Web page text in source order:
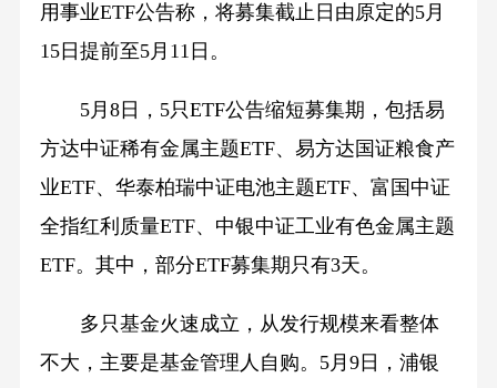
用事业ETF公告称，将募集截止日由原定的5月
15日提前至5月11日。
5月8日，5只ETF公告缩短募集期，包括易
方达中证稀有金属主题ETF、易方达国证粮食产
业ETF、华泰柏瑞中证电池主题ETF、富国中证
全指红利质量ETF、中银中证工业有色金属主题
ETF。其中，部分ETF募集期只有3天。
多只基金火速成立，从发行规模来看整体
不大，主要是基金管理人自购。5月9日，浦银